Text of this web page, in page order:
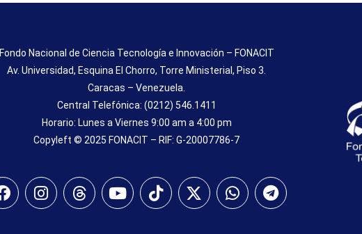
Fondo Nacional de Ciencia Tecnología e Innovación – FONACIT
Av. Universidad, Esquina El Chorro, Torre Ministerial, Piso 3.
Caracas – Venezuela.
Central Telefónica: (0212) 546.1411
Horario: Lunes a Viernes 9:00 am a 4:00 pm
Copyleft © 2025 FONACIT – RIF: G-20007786-7